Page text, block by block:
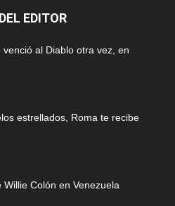
EDITOR
venció al Diablo otra vez, en
estrellados, Roma te recibe
Willie Colón en Venezuela